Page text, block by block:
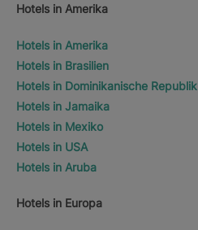
Hotels in Amerika
Hotels in Amerika
Hotels in Brasilien
Hotels in Dominikanische Republik
Hotels in Jamaika
Hotels in Mexiko
Hotels in USA
Hotels in Aruba
Hotels in Europa